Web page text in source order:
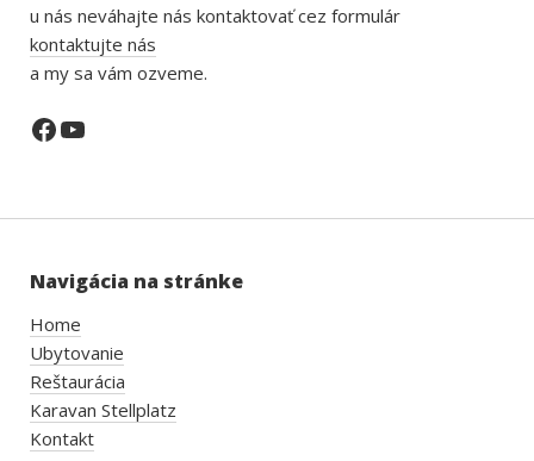
u nás neváhajte nás kontaktovať cez formulár
kontaktujte nás
a my sa vám ozveme.
Facebook
YouTube
Navigácia na stránke
Home
Ubytovanie
Reštaurácia
Karavan Stellplatz
Kontakt